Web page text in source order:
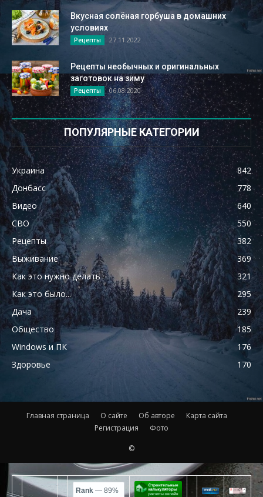
Вкусная солёная горбуша в домашних
условиях
Рецепты 27.11.2022
Рецепты необычных и оригинальных
заготовок на зиму
Рецепты 06.08.2020
ПОПУЛЯРНЫЕ КАТЕГОРИИ
Украина
842
Донбасс
778
Видео
640
СВО
550
Рецепты
382
Выживание
369
Как это нужно делать
321
Как это было...
295
Дача
239
Общество
185
Windows и ПК
176
Здоровье
170
Главная страница О сайте Об авторе
Карта сайта
Регистрация
Фото
©
Rank — 89%